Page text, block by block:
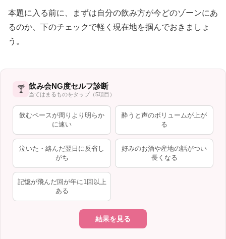
本題に入る前に、まずは自分の飲み方が今どのゾーンにあ
るのか、下のチェックで軽く現在地を掴んでおきましょ
う。
🍸 飲み会NG度セルフ診断
当てはまるものをタップ（5項目）
飲むペースが周りより明らか
に速い
酔うと声のボリュームが上が
る
泣いた・絡んだ翌日に反省し
がち
好みのお酒や産地の話がつい
長くなる
記憶が飛んだ回が年に1回以上
ある
結果を見る